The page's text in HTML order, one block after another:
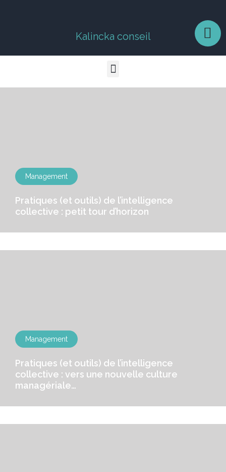
Kalincka conseil
Management
Pratiques (et outils) de l’intelligence
collective : petit tour d’horizon
Management
Pratiques (et outils) de l’intelligence
collective : vers une nouvelle culture
managériale…